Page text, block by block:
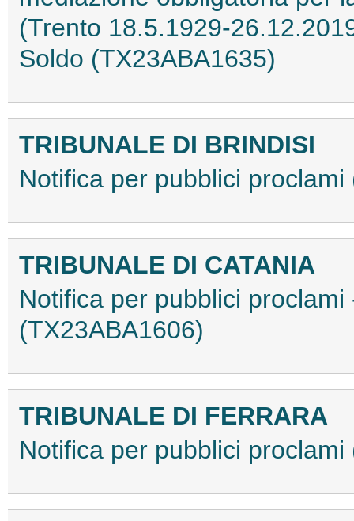
(Trento 18.5.1929-
Soldo (TX23ABA1635)
TRIBUNALE DI BRINDISI
Notifica per pubblici proclami
TRIBUNALE DI CATANIA
Notifica per pubblici
(TX23ABA1606)
TRIBUNALE DI FERRARA
Notifica per pubblici